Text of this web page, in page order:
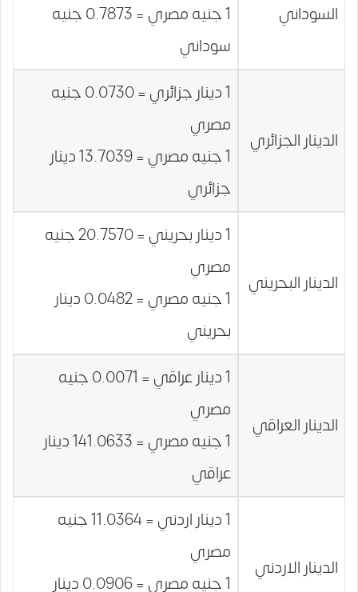
السوداني
1 جنيه مصري = 0.7873 جنيه
سوداني
الدينار الجزائري
1 دينار جزائري = 0.0730 جنيه
مصري
1 جنيه مصري = 13.7039 دينار
جزائري
الدينار البحريني
1 دينار بحريني = 20.7570 جنيه
مصري
1 جنيه مصري = 0.0482 دينار
بحريني
الدينار العراقي
1 دينار عراقي = 0.0071 جنيه
مصري
1 جنيه مصري = 141.0633 دينار
عراقي
الدينار الاردني
1 دينار اردني = 11.0364 جنيه
مصري
1 جنيه مصري = 0.0906 دينار